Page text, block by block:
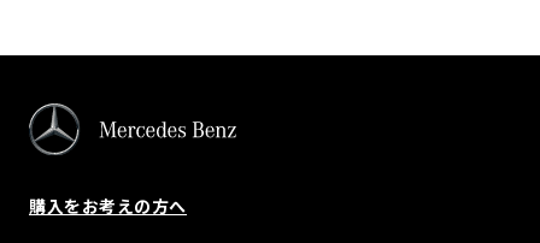
購入をお考えの方へ